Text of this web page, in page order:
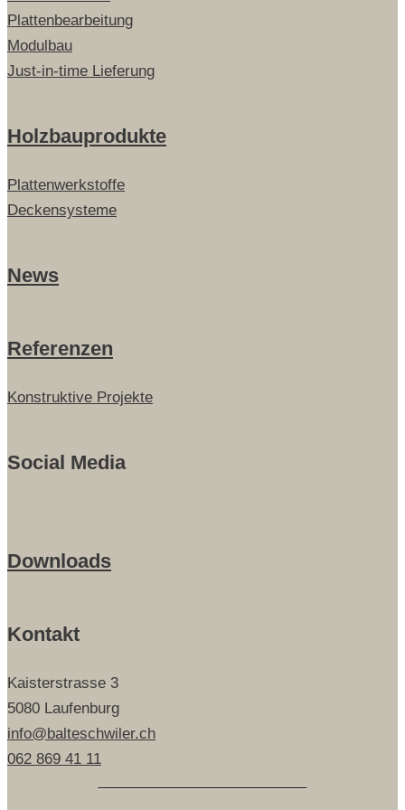
Plattenbearbeitung
Modulbau
Just-in-time Lieferung
Holzbauprodukte
Plattenwerkstoffe
Deckensysteme
News
Referenzen
Konstruktive Projekte
Social Media
Downloads
Kontakt
Kaisterstrasse 3
5080 Laufenburg
info@balteschwiler.ch
062 869 41 11